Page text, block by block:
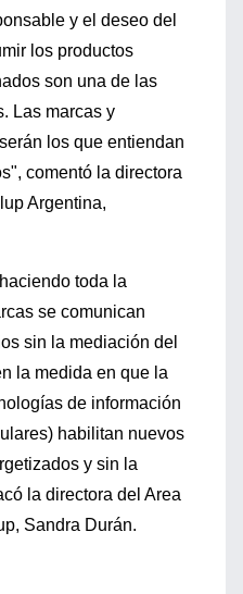
y el deseo del
los productos
son una de las
Las marcas y
los que entiendan
comentó la directora
Argentina,
toda la
se comunican
sin la mediación del
la medida en que la
de información
habilitan nuevos
y sin la
la directora del Area
Sandra Durán.